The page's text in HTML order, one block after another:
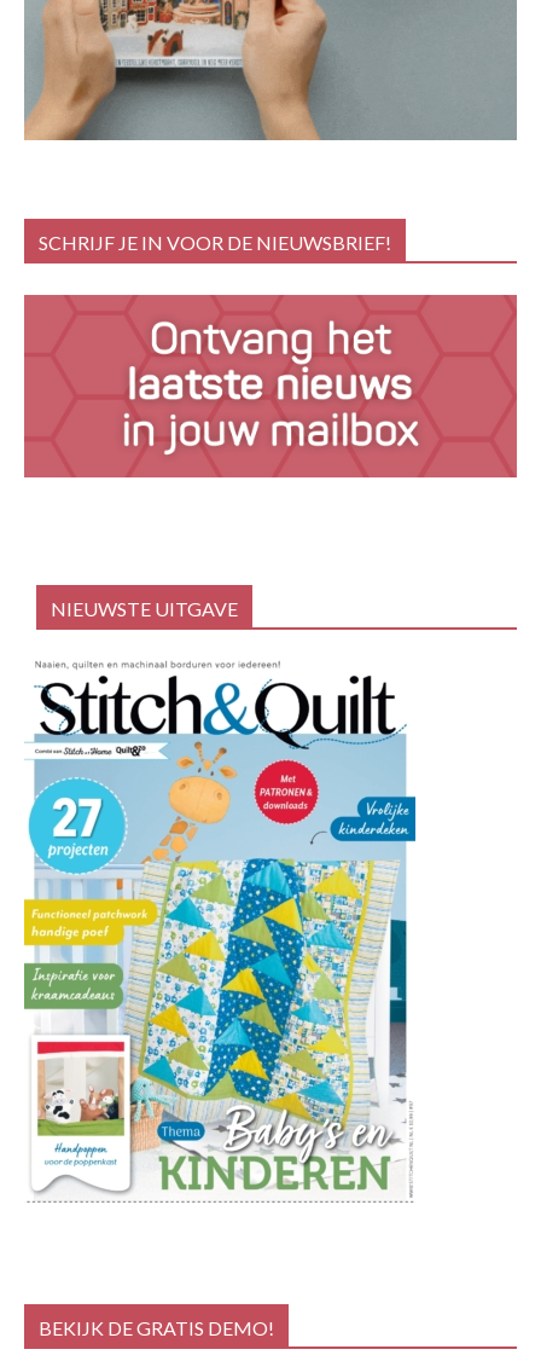
SCHRIJF JE IN VOOR DE NIEUWSBRIEF!
NIEUWSTE UITGAVE
BEKIJK DE GRATIS DEMO!